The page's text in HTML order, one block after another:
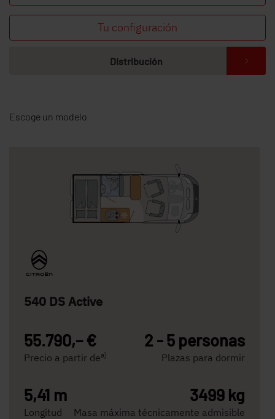
Tu configuración
Distribución
Escoge un modelo
540 DS Active
55.790,– €
Precio a partir dea)
2 - 5 personas
Plazas para dormir
5,41 m
Longitud
3499 kg
Masa máxima técnicamente admisible